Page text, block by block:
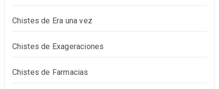
Chistes de Era una vez
Chistes de Exageraciones
Chistes de Farmacias